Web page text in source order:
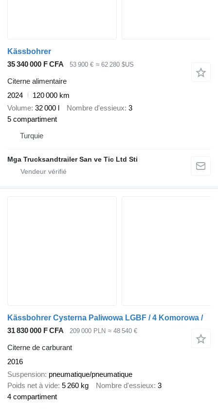
Kässbohrer
35 340 000 F CFA
53 900 € ≈ 62 280 $US
Citerne alimentaire
2024
120 000 km
Volume 32 000 l Nombre d'essieux 3
5 compartiment
Turquie
Mga Trucksandtrailer San ve Tic Ltd Sti
Kässbohrer Cysterna Paliwowa LGBF / 4 Komorowa /
31 830 000 F CFA
209 000 PLN ≈ 48 540 €
Citerne de carburant
2016
Suspension pneumatique/pneumatique
Poids net à vide 5 260 kg Nombre d'essieux 3
4 compartiment